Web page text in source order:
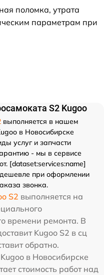
поломка, утрата
параметрам при
S2 Kugoo
выполняется в нашем
в Новосибирске
услуг и запчасти
- мы в сервисе
[dataset:services:name]
дешевле при оформлении
звонка.
S2 выполняется на
времени ремонта. В
Kugoo S2 в сц
обратно.
в Новосибирске
стоимость работ над